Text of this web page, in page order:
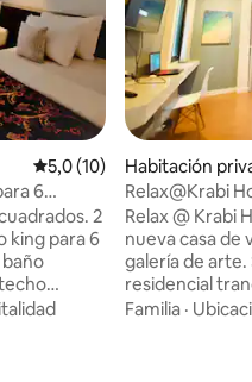
Calificación promedio: 5,0
5,0 (10)
6
wifi
2
king para 6
Habitación
ng
Relax @ Krabi
nueva casa de
galería de arte.
residencial
Aonang. A solo
Familia ·